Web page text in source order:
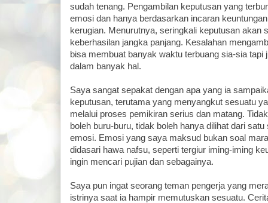
sudah tenang. Pengambilan keputusan yang
emosi dan hanya berdasarkan incaran
kerugian. Menurutnya, seringkali keputusan akan
keberhasilan jangka panjang. Kesalahan
bisa membuat banyak waktu terbuang sia-sia tapi
dalam banyak hal.
Saya sangat sepakat dengan apa yang ia
keputusan, terutama yang menyangkut sesuatu
melalui proses pemikiran serius dan matang.
boleh buru-buru, tidak boleh hanya dilihat dari
emosi. Emosi yang saya maksud bukan soal
didasari hawa nafsu, seperti tergiur iming-iming
ingin mencari pujian dan sebagainya.
Saya pun ingat seorang teman pengerja yang
istrinya saat ia hampir memutuskan sesuatu.